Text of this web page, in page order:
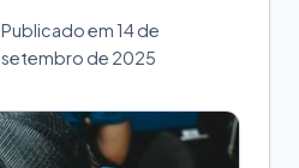
Publicado em 14 de
setembro de 2025